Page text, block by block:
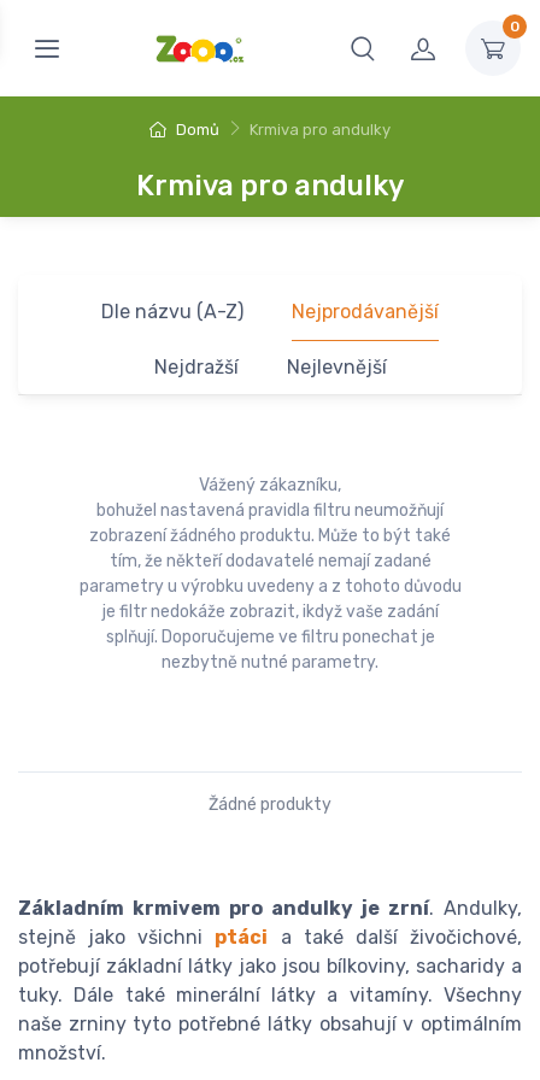
0
Domů Krmiva pro andulky
Krmiva pro andulky
Dle názvu (A-Z) Nejprodávanější
Nejdražší Nejlevnější
Vážený zákazníku,
bohužel nastavená pravidla filtru neumožňují
zobrazení žádného produktu. Může to být také
tím, že někteří dodavatelé nemají zadané
parametry u výrobku uvedeny a z tohoto důvodu
je filtr nedokáže zobrazit, ikdyž vaše zadání
splňují. Doporučujeme ve filtru ponechat je
nezbytně nutné parametry.
Žádné produkty
Základním krmivem pro andulky je zrní. Andulky,
stejně jako všichni ptáci a také další živočichové,
potřebují základní látky jako jsou bílkoviny, sacharidy a
tuky. Dále také minerální látky a vitamíny. Všechny
naše zrniny tyto potřebné látky obsahují v optimálním
množství.